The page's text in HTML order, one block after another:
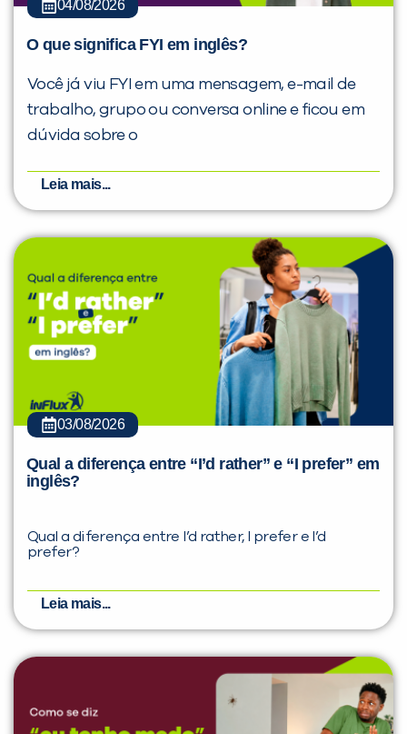
04/08/2026
O que significa FYI em inglês?
Você já viu FYI em uma mensagem, e-mail de
trabalho, grupo ou conversa online e ficou em
dúvida sobre o
Leia mais...
03/08/2026
Qual a diferença entre “I’d rather” e “I prefer” em
inglês?
Qual a diferença entre I’d rather, I prefer e I’d
prefer?
Leia mais...